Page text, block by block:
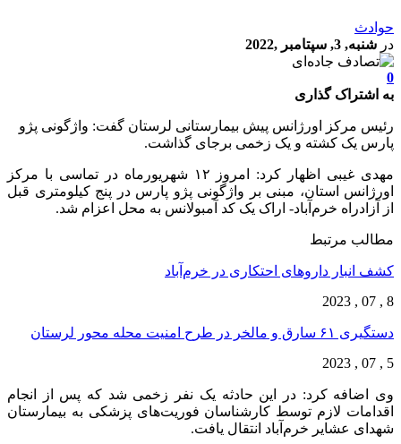
حوادث
در شنبه, 3, سپتامبر ,2022
0
به اشتراک گذاری
رئیس مرکز اورژانس پیش بیمارستانی لرستان گفت: واژگونی پژو
پارس یک کشته و یک زخمی برجای گذاشت.
مهدی غیبی اظهار کرد: امروز ۱۲ شهریورماه در تماسی با مرکز
اورژانس استان، مبنی بر واژگونی پژو پارس در پنج کیلومتری قبل
از آزادراه خرم‌آباد- اراک یک کد آمبولانس به محل اعزام شد.
مطالب مرتبط
کشف انبار داروهای احتکاری در خرم‌آباد
8 , 07 , 2023
دستگیری ۶۱ سارق و مالخر در طرح امنیت محله محور لرستان
5 , 07 , 2023
وی اضافه کرد: در این حادثه یک نفر زخمی شد که پس از انجام
اقدامات لازم توسط کارشناسان فوریت‌های پزشکی به بیمارستان
شهدای عشایر خرم‌آباد انتقال یافت.